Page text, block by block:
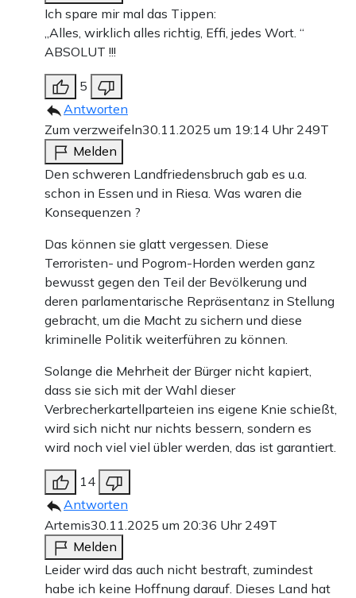
Ich spare mir mal das Tippen:
„Alles, wirklich alles richtig, Effi, jedes Wort. “
ABSOLUT !!!
5
Antworten
Zum verzweifeln30.11.2025 um 19:14 Uhr 249T
Melden
Den schweren Landfriedensbruch gab es u.a.
schon in Essen und in Riesa. Was waren die
Konsequenzen ?
Das können sie glatt vergessen. Diese
Terroristen- und Pogrom-Horden werden ganz
bewusst gegen den Teil der Bevölkerung und
deren parlamentarische Repräsentanz in Stellung
gebracht, um die Macht zu sichern und diese
kriminelle Politik weiterführen zu können.
Solange die Mehrheit der Bürger nicht kapiert,
dass sie sich mit der Wahl dieser
Verbrecherkartellparteien ins eigene Knie schießt,
wird sich nicht nur nichts bessern, sondern es
wird noch viel viel übler werden, das ist garantiert.
14
Antworten
Artemis30.11.2025 um 20:36 Uhr 249T
Melden
Leider wird das auch nicht bestraft, zumindest
habe ich keine Hoffnung darauf. Dieses Land hat